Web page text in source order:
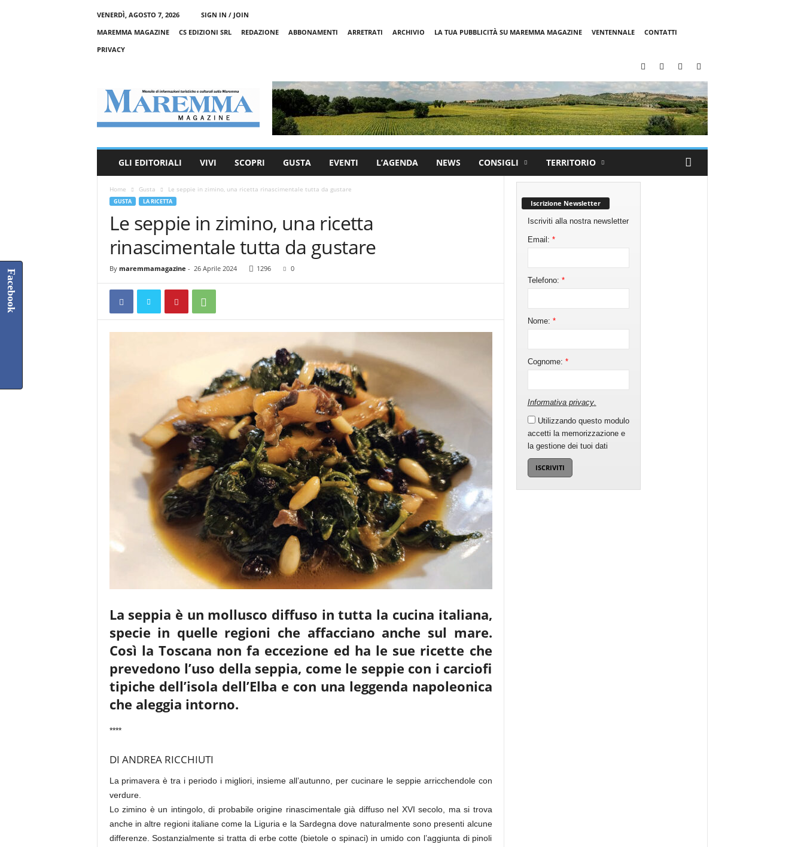
VENERDÌ, AGOSTO 7, 2026
SIGN IN / JOIN
MAREMMA MAGAZINE
CS EDIZIONI SRL REDAZIONE ABBONAMENTI ARRETRATI ARCHIVIO LA TUA PUBBLICITÀ SU MAREMMA MAGAZINE VENTENNALE
CONTATTI
PRIVACY
m
GLI EDITORIALI VIVI SCOPRI GUSTA EVENTI L’AGENDA NEWS CONSIGLI TERRITORIO
Home Gusta Le seppie in zimino, una ricetta rinascimentale tutta da gustare
GUSTA LA RICETTA
Le seppie in zimino, una ricetta
rinascimentale tutta da gustare
By maremmamagazine - 26 Aprile 2024 1296 0
La seppia è un mollusco diffuso in tutta la cucina italiana,
specie in quelle regioni che affacciano anche sul mare.
Così la Toscana non fa eccezione ed ha le sue ricette che
prevedono l’uso della seppia, come le seppie con i carciofi
tipiche dell’isola dell’Elba e con una leggenda napoleonica
che aleggia intorno.
****
DI ANDREA RICCHIUTI
La primavera è tra i periodo i migliori, insieme all’autunno, per cucinare le seppie arricchendole con
verdure.
Lo zimino è un intingolo, di probabile origine rinascimentale già diffuso nel XVI secolo, ma si trova
anche in altre regioni italiane come la Liguria e la Sardegna dove naturalmente sono presenti alcune
differenze. Sostanzialmente si tratta di erbe cotte (bietole o spinaci) in umido con l’aggiunta di pinoli
Iscrizione Newsletter
Iscriviti alla nostra newsletter
Email: *
Telefono: *
Nome: *
Cognome: *
Informativa privacy.
Utilizzando questo modulo
accetti la memorizzazione e
la gestione dei tuoi dati
Facebook